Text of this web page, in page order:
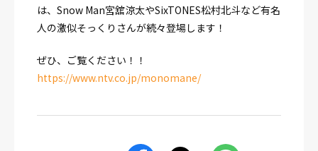
は、Snow Man宮舘涼太やSixTONES松村北斗など有名
人の激似そっくりさんが続々登場します！
ぜひ、ご覧ください！！
https://www.ntv.co.jp/monomane/